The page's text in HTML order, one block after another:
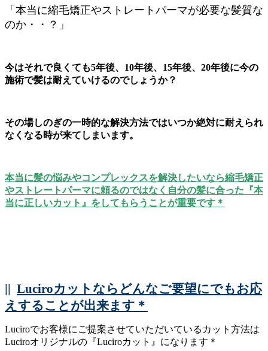
「本当に縮毛矯正やストレートパーマが必要な髪質な
のか・・？」
今はそれで良くても5年後、10年後、15年後、20年後に今の
施術で髪は耐えていけるのでしょうか？
その場しのぎの一時的な解決方法ではいつか絶対に耐えられ
なくなる時が来てしまいます。
本当に髪の悩みやコンプレックスを解決したいなら縮毛矯正
やストレートパーマに頼るのではなく自分の髪に合った『本
当に正しいカット』をしてもらうことが重要です＊
|| Luciroカットならどんなご要望にでもお応
えすることが出来ます＊
Luciroでお客様にご提案させていただいているカット方法は
Luciroオリジナルの『Luciroカット』になります＊